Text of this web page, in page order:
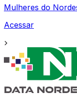
Mulheres do
Acessar